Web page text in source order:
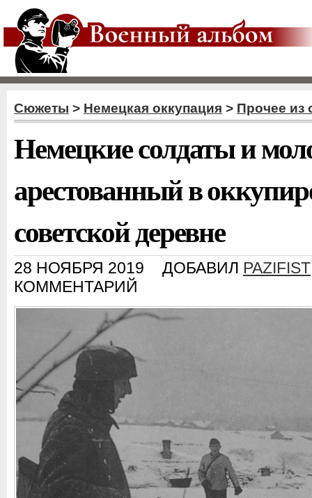
Сюжеты > Немецкая оккупация > Прочее из
Немецкие солдаты и
арестованный в
советской деревне
28 НОЯБРЯ 2019 ДОБАВИЛ PAZIFIST
КОММЕНТАРИЙ